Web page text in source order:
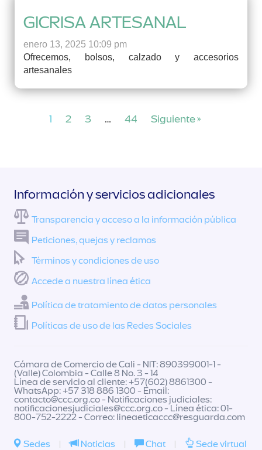
GICRISA ARTESANAL
enero 13, 2025 10:09 pm
Ofrecemos, bolsos, calzado y accesorios
artesanales
1 2 3 … 44 Siguiente »
Información y servicios adicionales
Transparencia y acceso a la información pública
Peticiones, quejas y reclamos
Términos y condiciones de uso
Accede a nuestra línea ética
Política de tratamiento de datos personales
Políticas de uso de las Redes Sociales
Cámara de Comercio de Cali - NIT: 890399001-1 -
(Valle) Colombia - Calle 8 No. 3 - 14
Línea de servicio al cliente: +57(602) 8861300 -
WhatsApp: +57 318 886 1300 - Email:
contacto@ccc.org.co- Notificaciones judiciales:
notificacionesjudiciales@ccc.org.co- Línea ética: 01-
800-752-2222 - Correo: lineaeticaccc@resguarda.com
Sedes | Noticias | Chat | Sede virtual